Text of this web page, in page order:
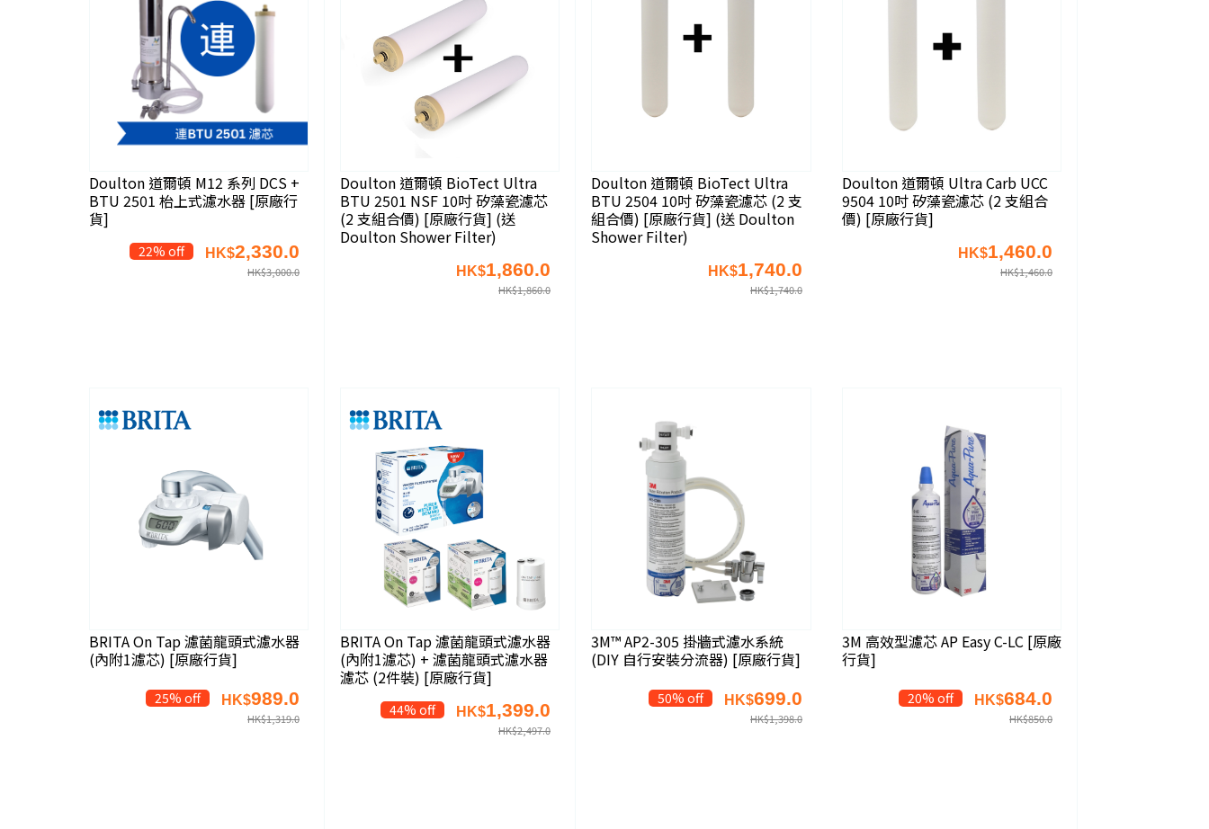
Doulton 道爾頓 M12 系列 DCS +
BTU 2501 枱上式濾水器 [原廠行
貨]
22% off HK$2,330.0
HK$3,000.0
Doulton 道爾頓 BioTect Ultra
BTU 2501 NSF 10吋 矽藻瓷濾芯
(2 支組合價) [原廠行貨] (送
Doulton Shower Filter)
HK$1,860.0
HK$1,860.0
Doulton 道爾頓 BioTect Ultra
BTU 2504 10吋 矽藻瓷濾芯 (2 支
組合價) [原廠行貨] (送 Doulton
Shower Filter)
HK$1,740.0
HK$1,740.0
Doulton 道爾頓 Ultra Carb UCC
9504 10吋 矽藻瓷濾芯 (2 支組合
價) [原廠行貨]
HK$1,460.0
HK$1,460.0
BRITA On Tap 濾菌龍頭式濾水器
(內附1濾芯) [原廠行貨]
25% off HK$989.0
HK$1,319.0
BRITA On Tap 濾菌龍頭式濾水器
(內附1濾芯) + 濾菌龍頭式濾水器
濾芯 (2件裝) [原廠行貨]
44% off HK$1,399.0
HK$2,497.0
3M™ AP2-305 掛牆式濾水系統
(DIY 自行安裝分流器) [原廠行貨]
50% off HK$699.0
HK$1,398.0
3M 高效型濾芯 AP Easy C-LC [原廠
行貨]
20% off HK$684.0
HK$850.0